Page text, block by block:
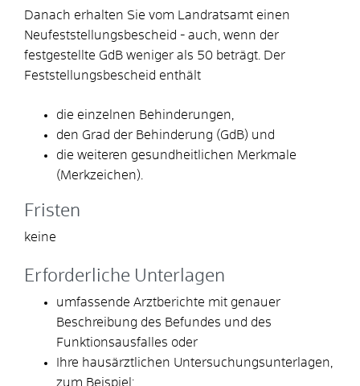
Danach erhalten Sie vom Landratsamt einen
Neufeststellungsbescheid - auch, wenn der
festgestellte GdB weniger als 50 beträgt Der
Feststellungsbescheid enthält
die einzelnen Behinderungen,
den Grad der Behinderung (GdB) und
die weiteren gesundheitlichen Merkmale
(Merkzeichen).
Fristen
keine
Erforderliche Unterlagen
umfassende Arztberichte mit genauer
Beschreibung des Befundes und des
Funktionsausfalles oder
Ihre hausärztlichen Untersuchungsunterlagen,
zum Beispiel: